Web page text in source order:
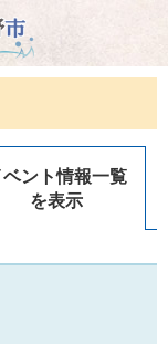
ベント情報一覧
を表示